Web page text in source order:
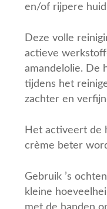
en/of rijpere
Deze volle
actieve
amandelolie. De
tijdens het
zachter en
Het activeert de
crème beter
Gebruik ’s
kleine